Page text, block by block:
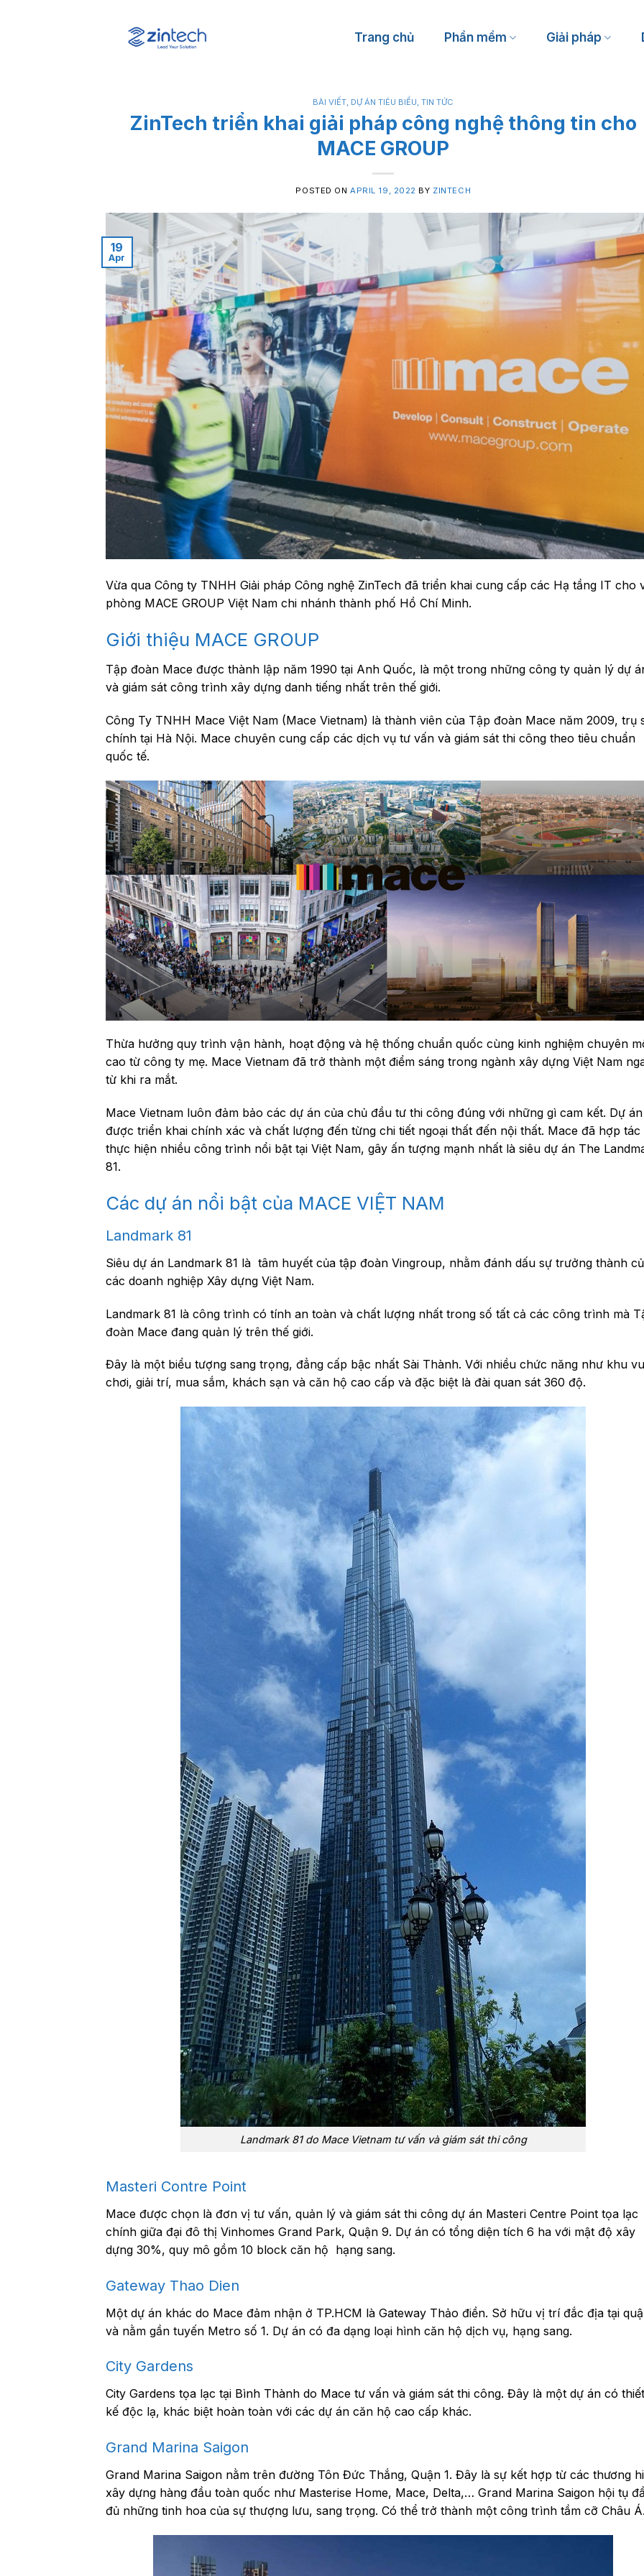
Trang chủ Phần mềm
Thẩm mỹ viện, phòng khám
Giải pháp
BÀI VIẾT, DỰ ÁN TIÊU BIỂU,TIN TỨC
ZinTech triển khai giải pháp công nghệ thông tin cho
MACE GROUP
POSTED ONAPRIL 19, 2022 BY ZINTECH
19
Apr
Vừa qua Công ty TNHH Giải pháp Công nghệ ZinTech đã triển khai cung cấp các Hạ tầng IT cho
phòng MACE GROUP Việt Nam chi nhánh thành phố Hồ Chí Minh.
Giới thiệu MACE GROUP
Tập đoàn Mace được thành lập năm 1990 tại Anh Quốc, là một trong những công ty quản lý dự
và giám sát công trình xây dựng danh tiếng nhất trên thế giới.
Công Ty TNHH Mace Việt Nam (Mace Vietnam) là thành viên của Tập đoàn Mace năm 2009, trụ
chính tại Hà Nội. Mace chuyên cung cấp các dịch vụ tư vấn và giám sát thi công theo tiêu chuẩn
quốc tế.
Thừa hưởng quy trình vận hành, hoạt động và hệ thống chuẩn quốc cùng kinh nghiệm chuyên
cao từ công ty mẹ. Mace Vietnam đã trở thành một điểm sáng trong ngành xây dựng Việt Nam
từ khi ra mắt.
Mace Vietnam luôn đảm bảo các dự án của chủ đầu tư thi công đúng với những gì cam kết. Dự án
được triển khai chính xác và chất lượng đến từng chi tiết ngoại thất đến nội thất. Mace đã hợp tác
thực hiện nhiều công trình nổi bật tại Việt Nam, gây ấn tượng mạnh nhất là siêu dự án The
81.
Các dự án nổi bật của MACE VIỆT NAM
Landmark 81
Siêu dự án Landmark 81 là tâm huyết của tập đoàn Vingroup, nhằm đánh dấu sự trưởng thành
các doanh nghiệp Xây dựng Việt Nam.
Landmark 81 là công trình có tính an toàn và chất lượng nhất trong số tất cả các công trình mà
đoàn Mace đang quản lý trên thế giới.
Đây là một biểu tượng sang trọng, đẳng cấp bậc nhất Sài Thành. Với nhiều chức năng như khu
chơi, giải trí, mua sắm, khách sạn và căn hộ cao cấp và đặc biệt là đài quan sát 360 độ.
Landmark 81 do Mace Vietnam tư vấn và giám sát thi công
Masteri Contre Point
Mace được chọn là đơn vị tư vấn, quản lý và giám sát thi công dự án Masteri Centre Point tọa lạc
chính giữa đại đô thị Vinhomes Grand Park, Quận 9. Dự án có tổng diện tích 6 ha với mật độ xây
dựng 30%, quy mô gồm 10 block căn hộ hạng sang.
Gateway Thao Dien
Một dự án khác do Mace đảm nhận ở TP.HCM là Gateway Thảo điền. Sở hữu vị trí đắc địa tại
và nằm gần tuyến Metro số 1. Dự án có đa dạng loại hình căn hộ dịch vụ, hạng sang.
City Gardens
City Gardens tọa lạc tại Bình Thành do Mace tư vấn và giám sát thi công. Đây là một dự án có thiết
kế độc lạ, khác biệt hoàn toàn với các dự án căn hộ cao cấp khác.
Grand Marina Saigon
Grand Marina Saigon nằm trên đường Tôn Đức Thắng, Quận 1. Đây là sự kết hợp từ các thương
xây dựng hàng đầu toàn quốc như Masterise Home, Mace, Delta,… Grand Marina Saigon hội tụ
đủ những tinh hoa của sự thượng lưu, sang trọng. Có thể trở thành một công trình tầm cỡ Châu